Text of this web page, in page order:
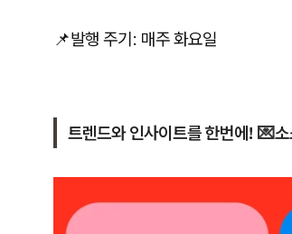
📌발행 주기: 매주 화요일
트렌드와 인사이트를 한번에! 💌